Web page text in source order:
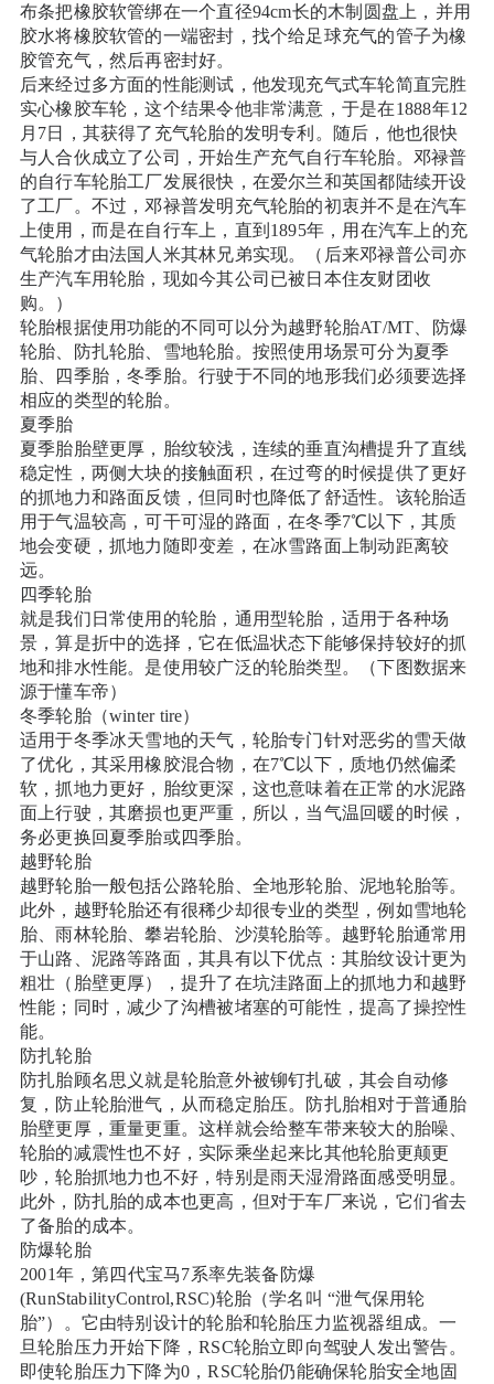
布条把橡胶软管绑在一个直径94cm长的木制圆盘上，并用
胶水将橡胶软管的一端密封，找个给足球充气的管子为橡
胶管充气，然后再密封好。
后来经过多方面的性能测试，他发现充气式车轮简直完胜
实心橡胶车轮，这个结果令他非常满意，于是在1888年12
月7日，其获得了充气轮胎的发明专利。随后，他也很快
与人合伙成立了公司，开始生产充气自行车轮胎。邓禄普
的自行车轮胎工厂发展很快，在爱尔兰和英国都陆续开设
了工厂。不过，邓禄普发明充气轮胎的初衷并不是在汽车
上使用，而是在自行车上，直到1895年，用在汽车上的充
气轮胎才由法国人米其林兄弟实现。（后来邓禄普公司亦
生产汽车用轮胎，现如今其公司已被日本住友财团收
购。）
轮胎根据使用功能的不同可以分为越野轮胎AT/MT、防爆
轮胎、防扎轮胎、雪地轮胎。按照使用场景可分为夏季
胎、四季胎，冬季胎。行驶于不同的地形我们必须要选择
相应的类型的轮胎。
夏季胎
夏季胎胎壁更厚，胎纹较浅，连续的垂直沟槽提升了直线
稳定性，两侧大块的接触面积，在过弯的时候提供了更好
的抓地力和路面反馈，但同时也降低了舒适性。该轮胎适
用于气温较高，可干可湿的路面，在冬季7℃以下，其质
地会变硬，抓地力随即变差，在冰雪路面上制动距离较
远。
四季轮胎
就是我们日常使用的轮胎，通用型轮胎，适用于各种场
景，算是折中的选择，它在低温状态下能够保持较好的抓
地和排水性能。是使用较广泛的轮胎类型。（下图数据来
源于懂车帝）
冬季轮胎（winter tire）
适用于冬季冰天雪地的天气，轮胎专门针对恶劣的雪天做
了优化，其采用橡胶混合物，在7℃以下，质地仍然偏柔
软，抓地力更好，胎纹更深，这也意味着在正常的水泥路
面上行驶，其磨损也更严重，所以，当气温回暖的时候，
务必更换回夏季胎或四季胎。
越野轮胎
越野轮胎一般包括公路轮胎、全地形轮胎、泥地轮胎等。
此外，越野轮胎还有很稀少却很专业的类型，例如雪地轮
胎、雨林轮胎、攀岩轮胎、沙漠轮胎等。越野轮胎通常用
于山路、泥路等路面，其具有以下优点：其胎纹设计更为
粗壮（胎壁更厚），提升了在坑洼路面上的抓地力和越野
性能；同时，减少了沟槽被堵塞的可能性，提高了操控性
能。
防扎轮胎
防扎胎顾名思义就是轮胎意外被铆钉扎破，其会自动修
复，防止轮胎泄气，从而稳定胎压。防扎胎相对于普通胎
胎壁更厚，重量更重。这样就会给整车带来较大的胎噪、
轮胎的减震性也不好，实际乘坐起来比其他轮胎更颠更
吵，轮胎抓地力也不好，特别是雨天湿滑路面感受明显。
此外，防扎胎的成本也更高，但对于车厂来说，它们省去
了备胎的成本。
防爆轮胎
2001年，第四代宝马7系率先装备防爆
(RunStabilityControl,RSC)轮胎（学名叫 “泄气保用轮
胎”）。它由特别设计的轮胎和轮胎压力监视器组成。一
旦轮胎压力开始下降，RSC轮胎立即向驾驶人发出警告。
即使轮胎压力下降为0，RSC轮胎仍能确保轮胎安全地固